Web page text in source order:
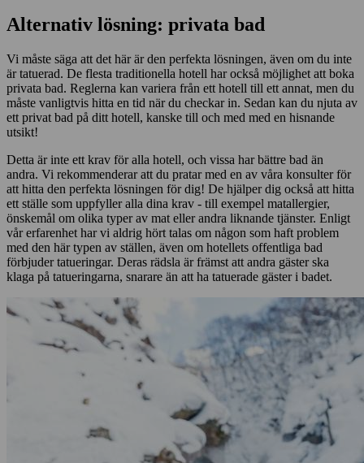
Alternativ lösning: privata bad
Vi måste säga att det här är den perfekta lösningen, även om du inte
är tatuerad. De flesta traditionella hotell har också möjlighet att boka
privata bad. Reglerna kan variera från ett hotell till ett annat, men du
måste vanligtvis hitta en tid när du checkar in. Sedan kan du njuta av
ett privat bad på ditt hotell, kanske till och med med en hisnande
utsikt!
Detta är inte ett krav för alla hotell, och vissa har bättre bad än
andra. Vi rekommenderar att du pratar med en av våra konsulter för
att hitta den perfekta lösningen för dig! De hjälper dig också att hitta
ett ställe som uppfyller alla dina krav - till exempel matallergier,
önskemål om olika typer av mat eller andra liknande tjänster. Enligt
vår erfarenhet har vi aldrig hört talas om någon som haft problem
med den här typen av ställen, även om hotellets offentliga bad
förbjuder tatueringar. Deras rädsla är främst att andra gäster ska
klaga på tatueringarna, snarare än att ha tatuerade gäster i badet.